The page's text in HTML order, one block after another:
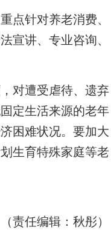
针对养老消费、
宣讲、专业咨询、
对遭受虐待、遗弃
定生活来源的老年
困难状况。要加大
生育特殊家庭等老
（责任编辑：秋彤）